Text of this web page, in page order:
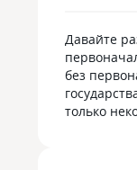
Давайте
без
только